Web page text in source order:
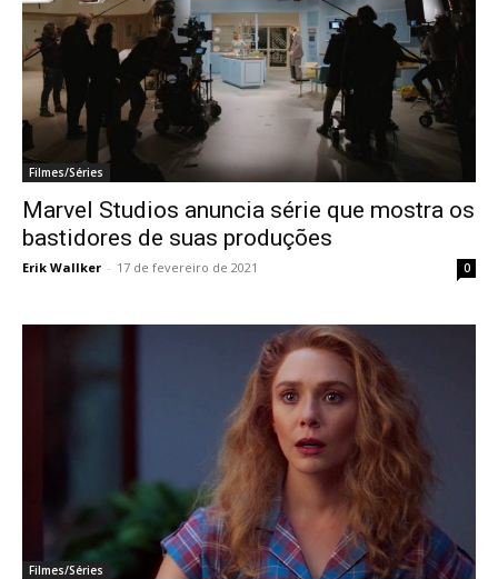
Filmes/Séries
Marvel Studios anuncia série que mostra os
bastidores de suas produções
Erik Wallker - 17 de fevereiro de 2021 0
Filmes/Séries